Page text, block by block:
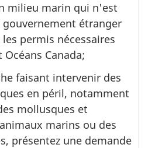
milieu marin qui n'est
étranger
permis nécessaires
Canada;
faisant intervenir des
en péril, notamment
mollusques et
marins ou des
présentez une demande